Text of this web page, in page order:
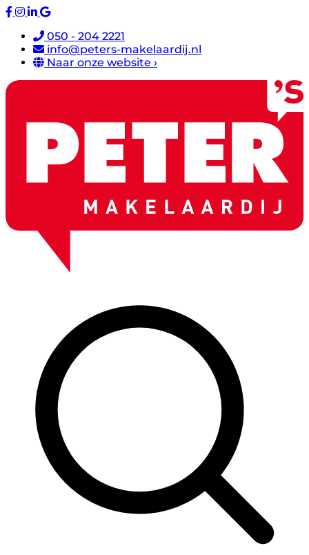
050 - 204 2221
info@peters-makelaardij.nl
Naar onze website ›